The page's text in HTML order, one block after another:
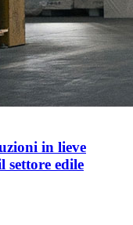
in lieve
settore edile